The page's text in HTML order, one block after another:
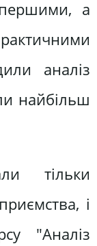
першими, а
аналіз
найбільш
тільки
і
"Аналіз